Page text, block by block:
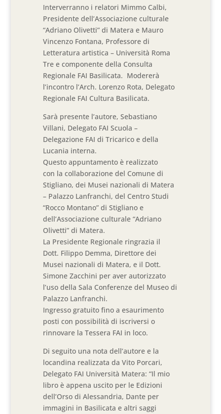
Interverranno i relatori Mimmo Calbi,
Presidente dell’Associazione culturale
“Adriano Olivetti” di Matera e Mauro
Vincenzo Fontana, Professore di
Letteratura artistica – Università Roma
Tre e componente della Consulta
Regionale FAI Basilicata. Modererà
l’incontro l’Arch. Lorenzo Rota, Delegato
Regionale FAI Cultura Basilicata.
Sarà presente l’autore, Sebastiano
Villani, Delegato FAI Scuola –
Delegazione FAI di Tricarico e della
Lucania interna.
Questo appuntamento è realizzato
con la collaborazione del Comune di
Stigliano, dei Musei nazionali di Matera
– Palazzo Lanfranchi, del Centro Studi
“Rocco Montano” di Stigliano e
dell’Associazione culturale “Adriano
Olivetti” di Matera.
La Presidente Regionale ringrazia il
Dott. Filippo Demma, Direttore dei
Musei nazionali di Matera, e il Dott.
Simone Zacchini per aver autorizzato
l’uso della Sala Conferenze del Museo di
Palazzo Lanfranchi.
Ingresso gratuito fino a esaurimento
posti con possibilità di iscriversi o
rinnovare la Tessera FAI in loco.
Di seguito una nota dell’autore e la
locandina realizzata da Vito Porcari,
Delegato FAI Università Matera: “Il mio
libro è appena uscito per le Edizioni
dell’Orso di Alessandria, Dante per
immagini in Basilicata e altri saggi